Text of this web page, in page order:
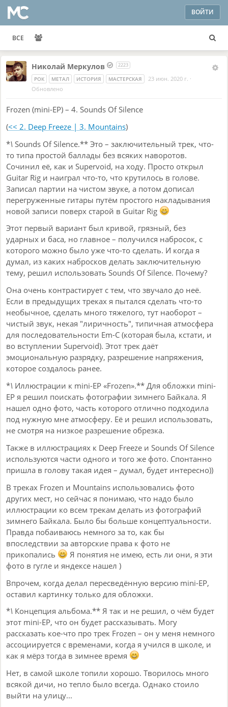
ВОЙТИ
ВСЕ
Николай Меркулов 2223
РОК МЕТАЛ ИСТОРИЯ МАСТЕРСКАЯ 23 июн. 2020 г. ·
Обновлено
Frozen (mini-EP) – 4. Sounds Of Silence
(<< 2. Deep Freeze | 3. Mountains)
*\ Sounds Of Silence.** Это – заключительный трек, что-
то типа простой баллады без всяких наворотов.
Сочинил её, как и Supervoid, на ходу. Просто открыл
Guitar Rig и наиграл что-то, что крутилось в голове.
Записал партии на чистом звуке, а потом дописал
перегруженные гитары путём простого накладывания
новой записи поверх старой в Guitar Rig
Этот первый вариант был кривой, грязный, без
ударных и баса, но главное – получился набросок, с
которого можно было уже что-то сделать. И когда я
думал, из каких набросков делать заключительную
тему, решил использовать Sounds Of Silence. Почему?
Она очень контрастирует с тем, что звучало до неё.
Если в предыдущих треках я пытался сделать что-то
необычное, сделать много тяжелого, тут наоборот –
чистый звук, некая "лиричность", типичная атмосфера
для последовательности Em-C (которая была, кстати, и
во вступлении Supervoid). Этот трек даёт
эмоциональную разрядку, разрешение напряжения,
которое создалось ранее.
*\ Иллюстрации к mini-EP «Frozen».** Для обложки mini-
EP я решил поискать фотографии зимнего Байкала. Я
нашел одно фото, часть которого отлично подходила
под нужную мне атмосферу. Её и решил использовать,
не смотря на низкое разрешение обрезка.
Также в иллюстрациях к Deep Freeze и Sounds Of Silence
используются части одного и того же фото. Спонтанно
пришла в голову такая идея – думал, будет интересно))
В треках Frozen и Mountains использовались фото
других мест, но сейчас я понимаю, что надо было
иллюстрации ко всем трекам делать из фотографий
зимнего Байкала. Было бы больше концептуальности.
Правда побаиваюсь немного за то, как бы
впоследствии за авторские права к фото не
прикопались
Я понятия не имею, есть ли они, я эти
фото в гугле и яндексе нашел )
Впрочем, когда делал пересведённую версию mini-EP,
оставил картинку только для обложки.
*\ Концепция альбома.** Я так и не решил, о чём будет
этот mini-EP, что он будет рассказывать. Могу
рассказать кое-что про трек Frozen – он у меня немного
ассоциируется с временами, когда я учился в школе, и
как я мёрз тогда в зимнее время
Нет, в самой школе топили хорошо. Творилось много
всякой дичи, но тепло было всегда. Однако стоило
выйти на улицу...